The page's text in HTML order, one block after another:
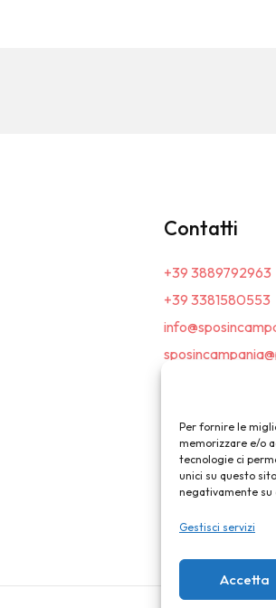
Per fornire le
memorizzare e/o
tecnologie ci
unici su questo
negativamente su
Gestisci servizi
Accetta
Contatti
+39 3889792963
+39 3381580553